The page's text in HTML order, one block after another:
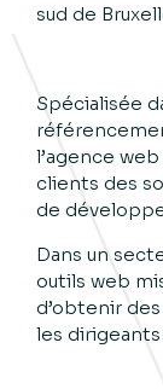
sud de
Spécialisée
l’agence
clients des
de
Dans un
outils web
d’obtenir
les dirigeants